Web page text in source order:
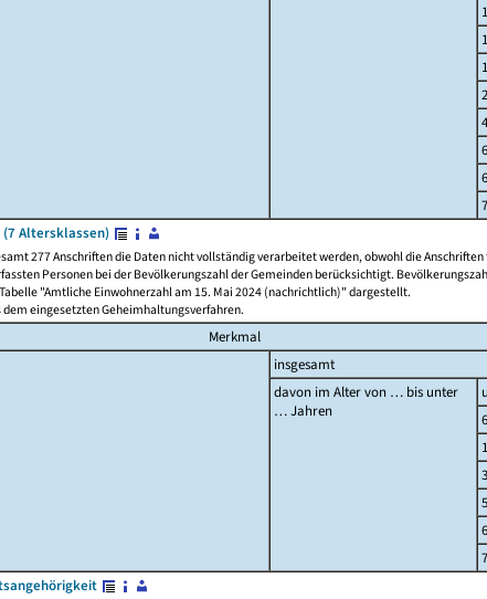
Altersklassen)
277 Anschriften die Daten nicht vollständig verarbeitet werden, obwohl die
Personen bei der Bevölkerungszahl der Gemeinden berücksichtigt.
"Amtliche Einwohnerzahl am 15. Mai 2024 (nachrichtlich)" dargestellt.
eingesetzten Geheimhaltungsverfahren.
Merkmal
insgesamt
davon im Alter von … bis unter
… Jahren